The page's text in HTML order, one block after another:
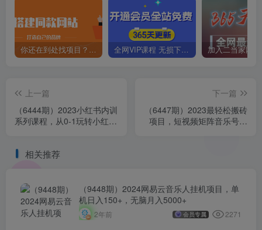
你还在到处找项目？还在当韭菜？我靠卖项目一个月收入5万+，曾经我也是个失败者。 全网VIP课程 无损下载~
上一篇
（6444期）2023小红书内训
系列课程，从0-1玩转小红
下一篇
（6447期）2023最轻松搬砖
项目，短视频矩阵音乐号流
相关推荐
（9448期）2024网易云音乐人挂机项目，单
机日入150+，无脑月入5000+
2年前 会员专属 2271